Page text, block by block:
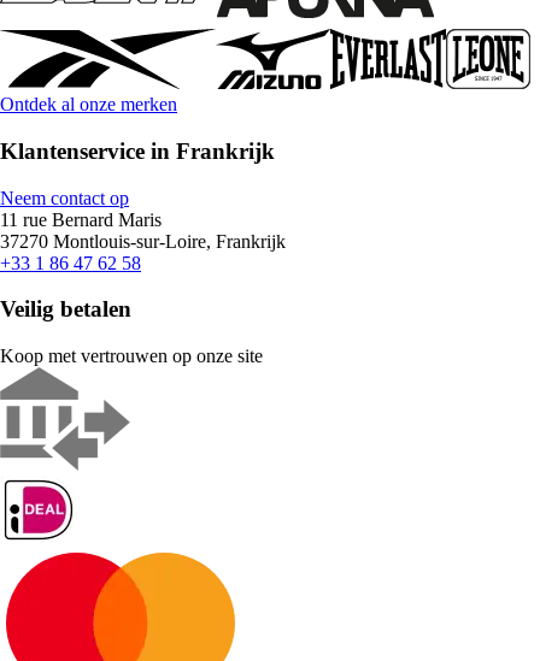
Ontdek al onze merken
Klantenservice in Frankrijk
Neem contact op
11 rue Bernard Maris
37270 Montlouis-sur-Loire, Frankrijk
+33 1 86 47 62 58
Veilig betalen
Koop met vertrouwen op onze site